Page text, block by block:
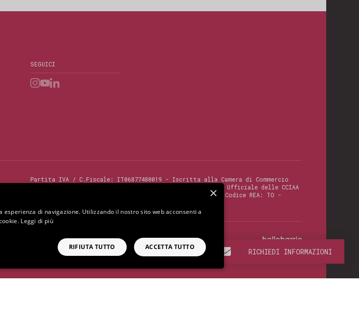
SEGUICI
Partita IVA / C.Fiscale: IT06877480019 - Iscritta alla Camera di Commercio
Industria Artigianato e Agricoltura di TORINO (Archivio Ufficiale delle CCIAA
Registro Imprese) - Capitale sociale: Euro 300.000,00 - Codice REA: TO -
Privacy Policy e Terms of Service
di
RICHIEDI INFORMAZIONI
×
di navigazione. Utilizzando il nostro sito web acconsenti a
Leggi di più
ACCETTA TUTTO
RIFIUTA TUTTO